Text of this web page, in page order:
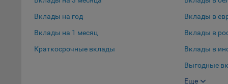
9.5.
Вклады на год
Вклады на 1 месяц
Краткосрочные вклады
Вклады в
Вклады в
Вклады в
Выгодные
Выгодные
Еще